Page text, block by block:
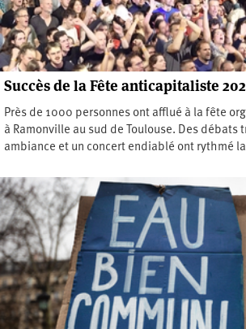
Succès de la Fête anticapitaliste
Près de 1000 personnes ont afflué à la fête
à Ramonville au sud de Toulouse. Des débats
ambiance et un concert endiablé ont rythmé